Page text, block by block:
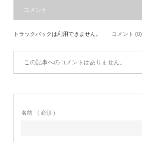
コメント
トラックバックは利用できません。 コメント (0)
この記事へのコメントはありません。
名前 ( 必須 )